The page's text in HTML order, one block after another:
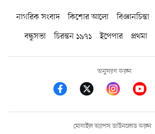
নাগরিক সংবাদ কিশোর আলো বিজ্ঞানচিন্তা
বন্ধুসভা
চিরন্তন ১৯৭১ ইপেপার প্রথমা
অনুসরণ করুন
মোবাইল অ্যাপস ডাউনলোড করুন